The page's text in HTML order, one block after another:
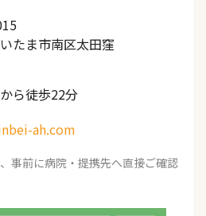
たま市南区太田窪
ら徒歩22分
ah.com
事前に病院・提携先へ直接ご確認